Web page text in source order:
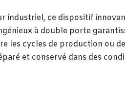
industriel, ce dispositif
à double porte
les cycles de production ou
et conservé dans des